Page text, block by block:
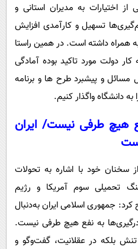
اختیارات به مدیران استانی و
تسهیل و کارآمدی افزایش
به همراه داشته است. در همین راستا
کار دولت مورد تاکید بوده آمادگی
مسائل و پیشبرد طرح ها و برنامه
دانشگاه واگذار کنیم.
هیچ طرفی نیست/ ایران
خود با اشاره به تحولات
تحمیلی سوم آمریکا و رژیم
جمهوری اسلامی ایران به‌دنبال
به نفع هیچ طرفی نیست.
بلکه در عقلانیت، گفت‌وگو و